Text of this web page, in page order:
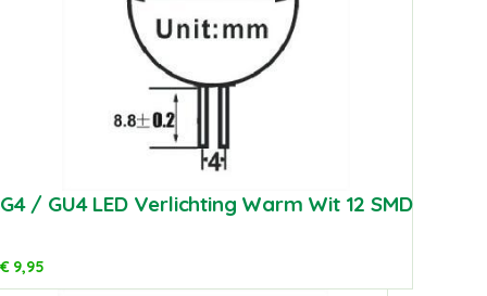
G4 / GU4 LED Verlichting Warm Wit 12 SMD
€9,95